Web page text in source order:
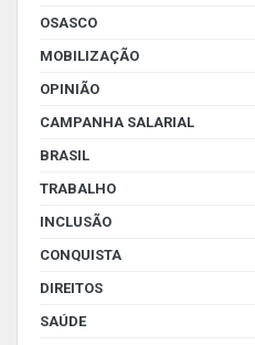
OSASCO
MOBILIZAÇÃO
OPINIÃO
CAMPANHA SALARIAL
BRASIL
TRABALHO
INCLUSÃO
CONQUISTA
DIREITOS
SAÚDE